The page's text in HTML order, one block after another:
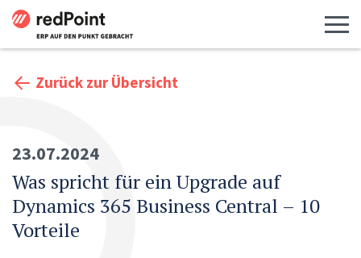
Zurück zur Übersicht
23.07.2024
Was spricht für ein Upgrade auf
Dynamics 365 Business Central – 10
Vorteile